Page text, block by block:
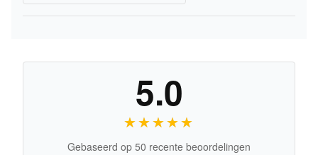
5.0
★★★★★
★★★★★
Gebaseerd op 50 recente beoordelingen